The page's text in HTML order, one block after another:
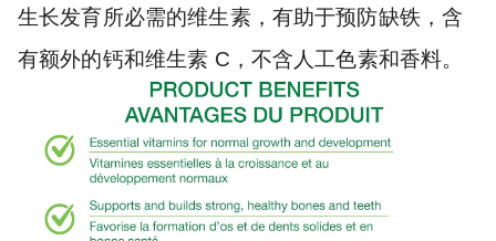
生长发育所必需的维生素，有助于预防缺铁，含
有额外的钙和维生素 C，不含人工色素和香料。